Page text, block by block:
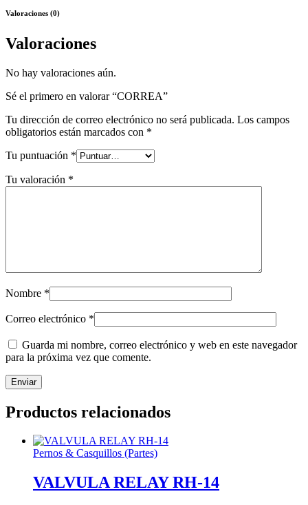
Valoraciones (0)
Valoraciones
No hay valoraciones aún.
Sé el primero en valorar “CORREA”
Tu dirección de correo electrónico no será publicada. Los campos
obligatorios están marcados con *
Tu puntuación *
Tu valoración *
Nombre *
Correo electrónico *
Guarda mi nombre, correo electrónico y web en este navegador
para la próxima vez que comente.
Productos relacionados
Pernos & Casquillos (Partes)
VALVULA RELAY RH-14